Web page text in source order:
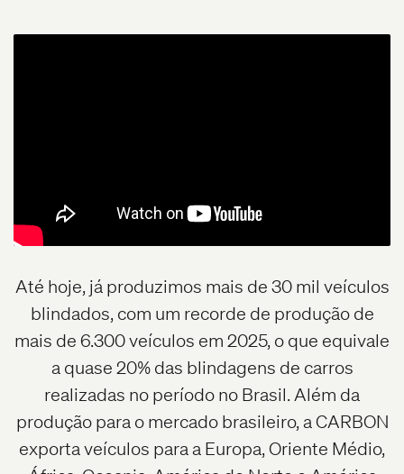
Até hoje, já produzimos mais de 30 mil veículos
blindados, com um recorde de produção de
mais de 6.300 veículos em 2025, o que equivale
a quase 20% das blindagens de carros
realizadas no período no Brasil. Além da
produção para o mercado brasileiro, a CARBON
exporta veículos para a Europa, Oriente Médio,